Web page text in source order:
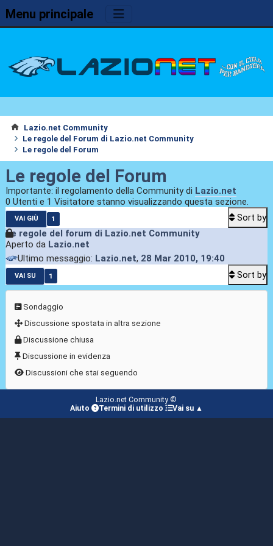
Menu principale
Lazio.net Community
Le regole del Forum di Lazio.net Community
Le regole del Forum
Le regole del Forum
Importante: il regolamento della Community di Lazio.net
0 Utenti e 1 Visitatore stanno visualizzando questa sezione.
VAI GIÙ 1
Sort by
Le regole del forum di Lazio.net Community
Aperto da Lazio.net
Ultimo messaggio: Lazio.net, 28 Mar 2010, 19:40
VAI SU 1 Sort by
Sondaggio
Discussione spostata in altra sezione
Discussione chiusa
Discussione in evidenza
Discussioni che stai seguendo
Lazio.net Community ©
Aiuto
Termini di utilizzo Vai su ▲